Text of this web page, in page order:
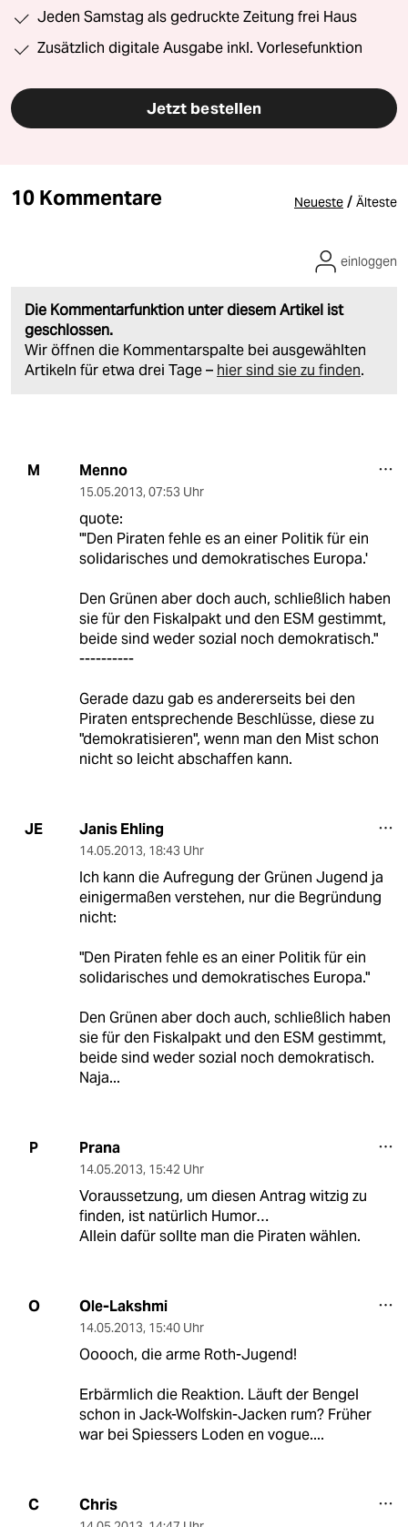
Jeden Samstag als gedruckte Zeitung frei Haus
Zusätzlich digitale Ausgabe inkl. Vorlesefunktion
Jetzt bestellen
10 Kommentare Neueste / Älteste
Die Kommentarfunktion unter diesem Artikel ist
geschlossen.
Wir öffnen die Kommentarspalte bei ausgewählten
Artikeln für etwa drei Tage – hier sind sie zu finden.
einloggen
M Menno
15.05.2013, 07:53 Uhr
quote:
"'Den Piraten fehle es an einer Politik für ein
solidarisches und demokratisches Europa.'
Den Grünen aber doch auch, schließlich haben
sie für den Fiskalpakt und den ESM gestimmt,
beide sind weder sozial noch demokratisch."
----------
Gerade dazu gab es andererseits bei den
Piraten entsprechende Beschlüsse, diese zu
"demokratisieren", wenn man den Mist schon
nicht so leicht abschaffen kann.
JE Janis Ehling
14.05.2013, 18:43 Uhr
Ich kann die Aufregung der Grünen Jugend ja
einigermaßen verstehen, nur die Begründung
nicht:
"Den Piraten fehle es an einer Politik für ein
solidarisches und demokratisches Europa."
Den Grünen aber doch auch, schließlich haben
sie für den Fiskalpakt und den ESM gestimmt,
beide sind weder sozial noch demokratisch.
Naja...
P Prana
14.05.2013, 15:42 Uhr
Voraussetzung, um diesen Antrag witzig zu
finden, ist natürlich Humor…
Allein dafür sollte man die Piraten wählen.
O Ole-Lakshmi
14.05.2013, 15:40 Uhr
Ooooch, die arme Roth-Jugend!
Erbärmlich die Reaktion. Läuft der Bengel
schon in Jack-Wolfskin-Jacken rum? Früher
war bei Spiessers Loden en vogue....
C Chris